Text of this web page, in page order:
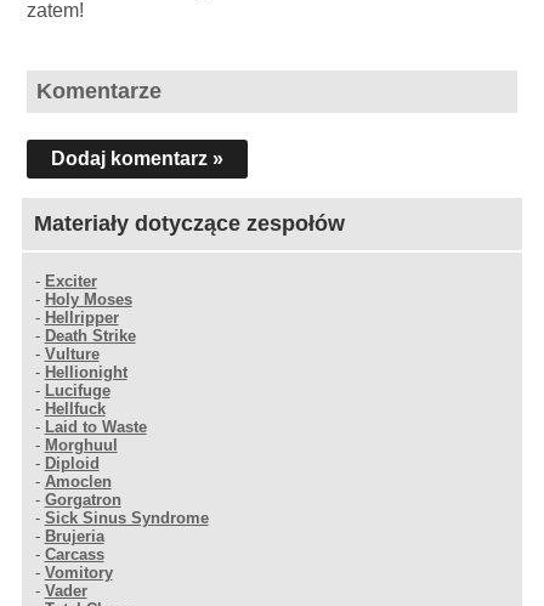
zatem!
Komentarze
Dodaj komentarz »
Materiały dotyczące zespołów
- Exciter
- Holy Moses
- Hellripper
- Death Strike
- Vulture
- Hellionight
- Lucifuge
- Hellfuck
- Laid to Waste
- Morghuul
- Diploid
- Amoclen
- Gorgatron
- Sick Sinus Syndrome
- Brujeria
- Carcass
- Vomitory
- Vader